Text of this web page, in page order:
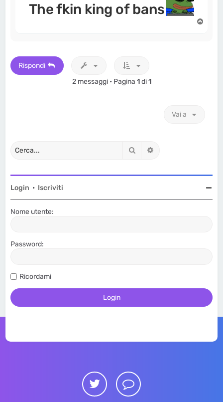
The fkin king of bans
Rispondi
2 messaggi • Pagina 1di1
Vai a
Cerca
Login • Iscriviti
Nome utente:
Password:
Ricordami